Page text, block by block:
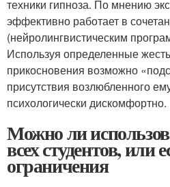
техники гипноза. По мнению
эффективно работает в
(нейролингвистическим
Используя определенные
прикосновения возможно
присутствия возлюбленного
психологически дискомфортно.
Можно ли
всех студентов, или
ограничения